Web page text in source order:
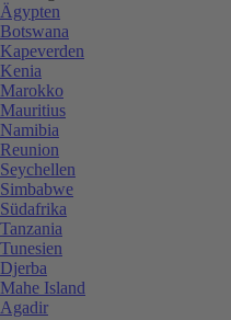
Ägypten
Botswana
Kapeverden
Kenia
Marokko
Mauritius
Namibia
Reunion
Seychellen
Simbabwe
Südafrika
Tanzania
Tunesien
Djerba
Mahe Island
Agadir